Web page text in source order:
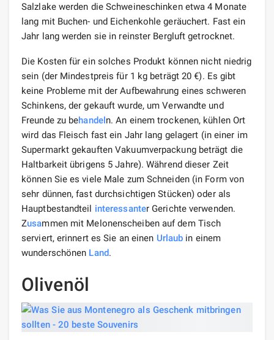
Salzlake werden die Schweineschinken etwa 4 Monate
lang mit Buchen- und Eichenkohle geräuchert. Fast ein
Jahr lang werden sie in reinster Bergluft getrocknet.
Die Kosten für ein solches Produkt können nicht niedrig
sein (der Mindestpreis für 1 kg beträgt 20 €). Es gibt
keine Probleme mit der Aufbewahrung eines schweren
Schinkens, der gekauft wurde, um Verwandte und
Freunde zu behandeln. An einem trockenen, kühlen Ort
wird das Fleisch fast ein Jahr lang gelagert (in einer im
Supermarkt gekauften Vakuumverpackung beträgt die
Haltbarkeit übrigens 5 Jahre). Während dieser Zeit
können Sie es viele Male zum Schneiden (in Form von
sehr dünnen, fast durchsichtigen Stücken) oder als
Hauptbestandteil interessanter Gerichte verwenden.
Zusammen mit Melonenscheiben auf dem Tisch
serviert, erinnert es Sie an einen Urlaub in einem
wunderschönen Land.
Olivenöl